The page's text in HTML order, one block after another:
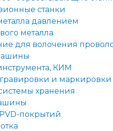
станки
давлением
металла
для волочения
КИМ
и маркировки
хранения
покрытий